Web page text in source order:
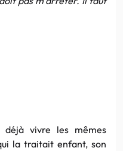
déjà vivre les mêmes
la traitait enfant, son